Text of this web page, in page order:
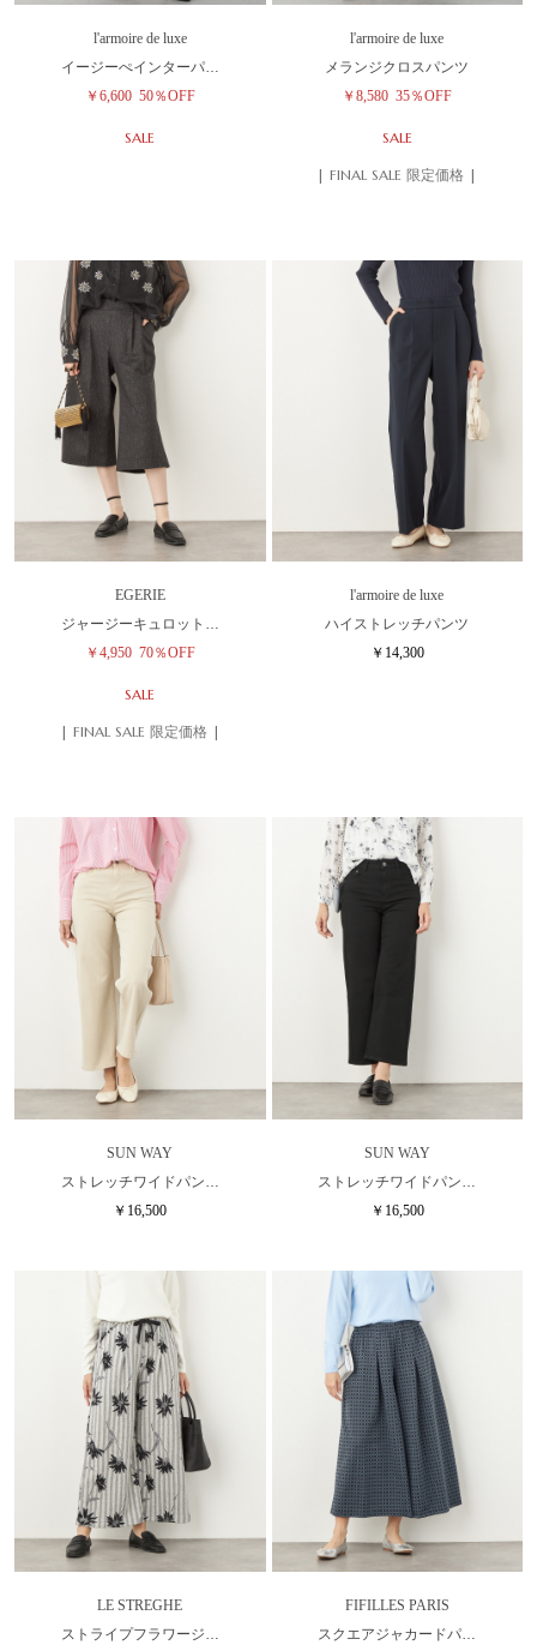
l'armoire de luxe
イージーぺインターパ…
￥6,600 50％OFF
SALE
l'armoire de luxe
メランジクロスパンツ
￥8,580 35％OFF
SALE
| FINAL SALE 限定価格 |
EGERIE
ジャージーキュロット…
￥4,950 70％OFF
SALE
| FINAL SALE 限定価格 |
l'armoire de luxe
ハイストレッチパンツ
￥14,300
SUN WAY
ストレッチワイドパン…
￥16,500
SUN WAY
ストレッチワイドパン…
￥16,500
LE STREGHE
ストライプフラワージ…
FIFILLES PARIS
スクエアジャカードパ…